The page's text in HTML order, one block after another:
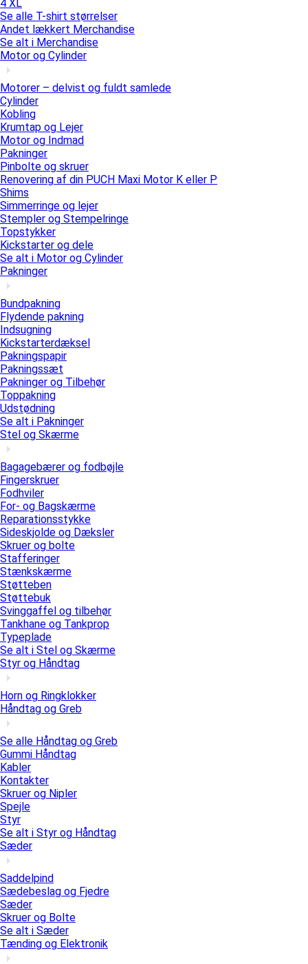
4 XL
Se alle T-shirt størrelser
Andet lækkert Merchandise
Se alt i Merchandise
Motor og Cylinder
Motorer – delvist og fuldt samlede
Cylinder
Kobling
Krumtap og Lejer
Motor og Indmad
Pakninger
Pinbolte og skruer
Renovering af din PUCH Maxi Motor K eller P
Shims
Simmerringe og lejer
Stempler og Stempelringe
Topstykker
Kickstarter og dele
Se alt i Motor og Cylinder
Pakninger
Bundpakning
Flydende pakning
Indsugning
Kickstarterdæksel
Pakningspapir
Pakningssæt
Pakninger og Tilbehør
Toppakning
Udstødning
Se alt i Pakninger
Stel og Skærme
Bagagebærer og fodbøjle
Fingerskruer
Fodhviler
For- og Bagskærme
Reparationsstykke
Sideskjolde og Dæksler
Skruer og bolte
Stafferinger
Stænkskærme
Støtteben
Støttebuk
Svinggaffel og tilbehør
Tankhane og Tankprop
Typeplade
Se alt i Stel og Skærme
Styr og Håndtag
Horn og Ringklokker
Håndtag og Greb
Se alle Håndtag og Greb
Gummi Håndtag
Kabler
Kontakter
Skruer og Nipler
Spejle
Styr
Se alt i Styr og Håndtag
Sæder
Saddelpind
Sædebeslag og Fjedre
Sæder
Skruer og Bolte
Se alt i Sæder
Tænding og Elektronik